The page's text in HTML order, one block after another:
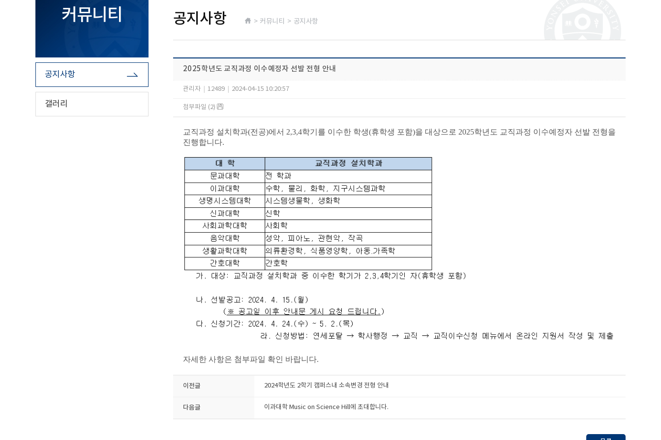
커뮤니티
공지사항
갤러리
공지사항 > 커뮤니티 > 공지사항
2025학년도 교직과정 이수예정자 선발 전형 안내
관리자 12489 2024-04-15 10:20:57
첨부파일 (2)
교직과정 설치학과(전공)에서 2,3,4학기를 이수한 학생(휴학생 포함)을 대상으로 2025학년도 교직과정 이수예정자 선발 전형을
진행합니다.
자세한 사항은 첨부파일 확인 바랍니다.
이전글 2024학년도 2학기 캠퍼스내 소속변경 전형 안내
다음글 이과대학 Music on Science Hill에 초대합니다.